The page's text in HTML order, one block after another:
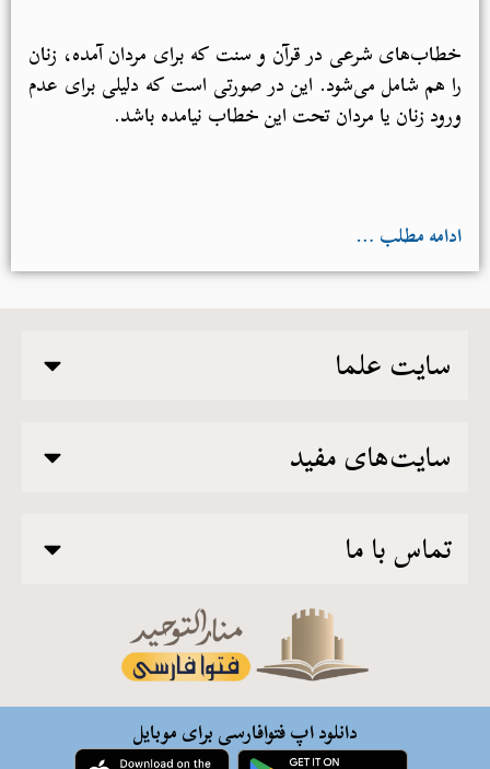
خطاب‌های شرعی در قرآن و سنت که برای مردان آمده، زنان
را هم شامل می‌شود. این در صورتی است که دلیلی برای عدم
ورود زنان یا مردان تحت این خطاب نیامده باشد.
ادامه مطلب …
سایت علما
سایت‌های مفید
تماس با ما
دانلود اپ فتوافارسی برای موبایل